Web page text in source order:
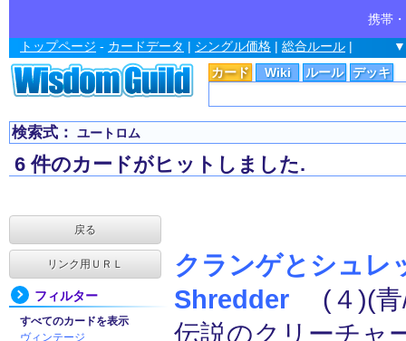
携帯
カード Wiki ルール デッキ
トップページ - カードデータ | シングル価格 | 総合ルール |
検索式： ユートロム
6 件のカードがヒットしました.
戻る
リンク用ＵＲＬ
フィルター
すべてのカードを表示
ヴィンテージ
クランゲとシュレ
Shredder (４)(青
伝説のクリーチャ